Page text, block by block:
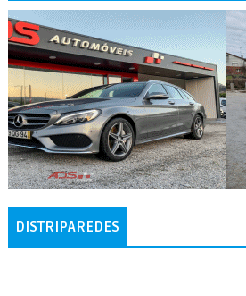
DISTRIPAREDES